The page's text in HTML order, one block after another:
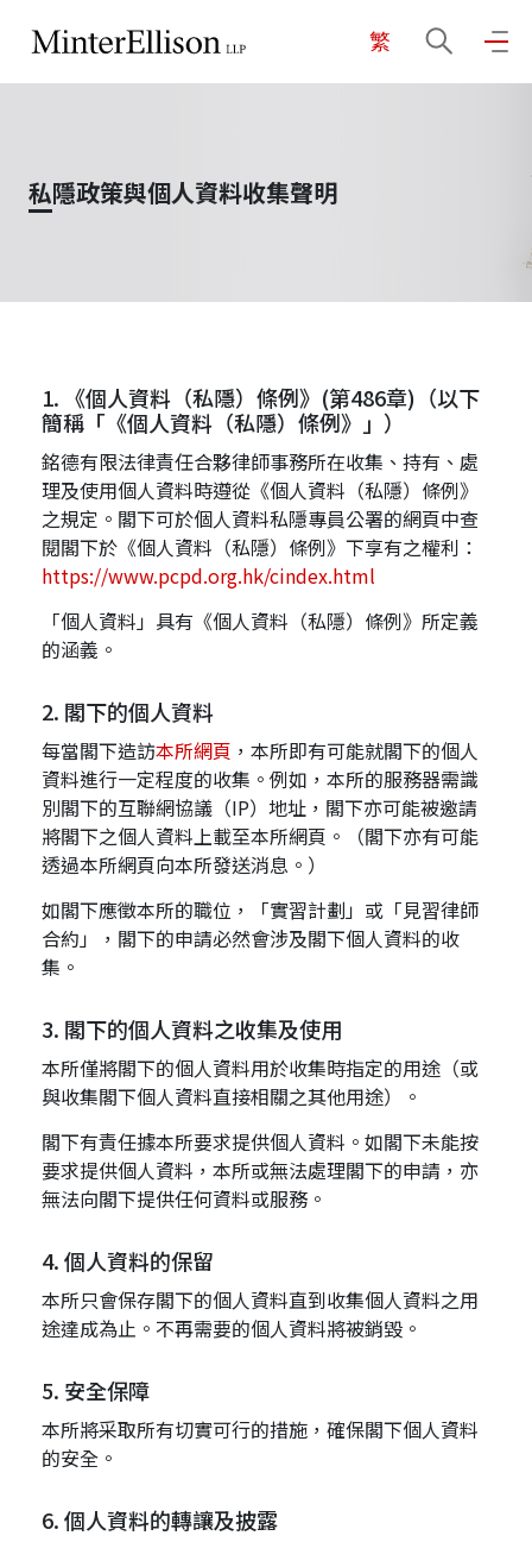
繁
關於我們
業務領域
我們的團隊
社區投入
應屆畢業生招聘
最新消息
地點
私隱政策與個人資料收集聲明
1. 《個人資料（私隱）條例》(第486章)（以下
簡稱「《個人資料（私隱）條例》」）
銘德有限法律責任合夥律師事務所在收集、持有、處
理及使用個人資料時遵從《個人資料（私隱）條例》
之規定。閣下可於個人資料私隱專員公署的網頁中查
閱閣下於《個人資料（私隱）條例》下享有之權利：
https://www.pcpd.org.hk/cindex.html
「個人資料」具有《個人資料（私隱）條例》所定義
的涵義。
2. 閣下的個人資料
每當閣下造訪本所網頁 ，本所即有可能就閣下的個人
資料進行一定程度的收集。例如，本所的服務器需識
別閣下的互聯網協議（IP）地址，閣下亦可能被邀請
將閣下之個人資料上載至本所網頁。（閣下亦有可能
透過本所網頁向本所發送消息。）
如閣下應徵本所的職位，「實習計劃」或「見習律師
合約」，閣下的申請必然會涉及閣下個人資料的收
集。
3. 閣下的個人資料之收集及使用
本所僅將閣下的個人資料用於收集時指定的用途（或
與收集閣下個人資料直接相關之其他用途）。
閣下有責任據本所要求提供個人資料。如閣下未能按
要求提供個人資料，本所或無法處理閣下的申請，亦
無法向閣下提供任何資料或服務。
4. 個人資料的保留
本所只會保存閣下的個人資料直到收集個人資料之用
途達成為止。不再需要的個人資料將被銷毀。
5. 安全保障
本所將采取所有切實可行的措施，確保閣下個人資料
的安全。
6. 個人資料的轉讓及披露